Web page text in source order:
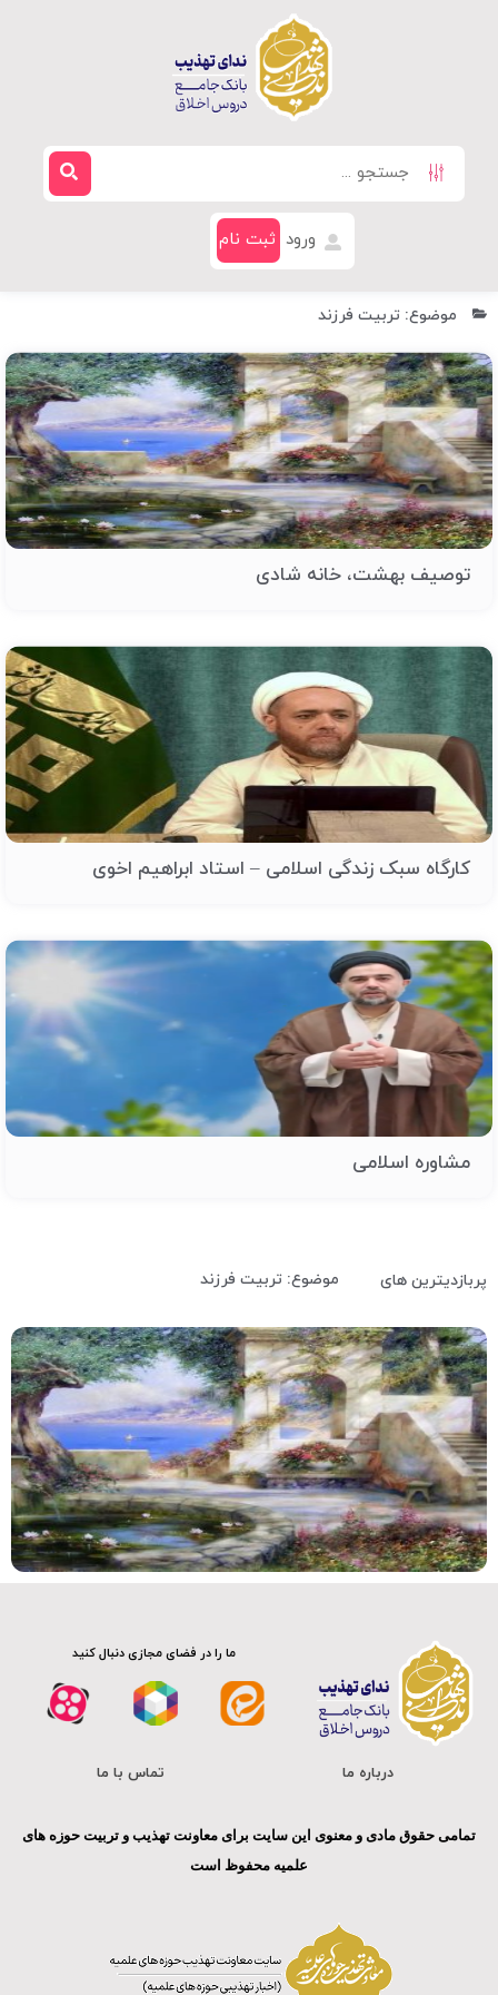
ورود ثبت نام
موضوع: تربیت فرزند
توصیف بهشت، خانه شادی
کارگاه سبک زندگی اسلامی – استاد ابراهیم اخوی
مشاوره اسلامی
پربازدیترین های موضوع: تربیت فرزند
کلیپ
ما را در فضای مجازی دنبال کنید
درباره ما تماس با ما
تمامی حقوق مادی و معنوی این سایت برای معاونت تهذیب و تربیت حوزه های
علمیه محفوظ است